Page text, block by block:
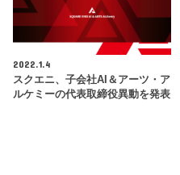
2022.1.4
スクエニ、子会社AI＆アーツ・ア
ルケミーの代表取締役異動を発表